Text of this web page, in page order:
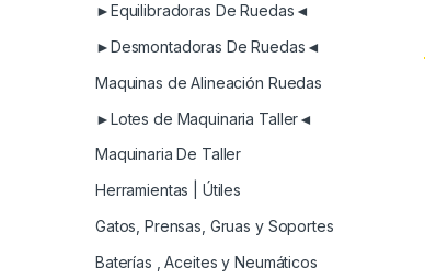
►Equilibradoras De Ruedas◄
►Desmontadoras De Ruedas◄
Maquinas de Alineación Ruedas
►Lotes de Maquinaria Taller◄
Maquinaria De Taller
Herramientas | Útiles
Gatos, Prensas, Gruas y Soportes
Baterías , Aceites y Neumáticos